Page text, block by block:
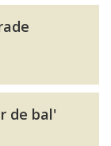
de bal'